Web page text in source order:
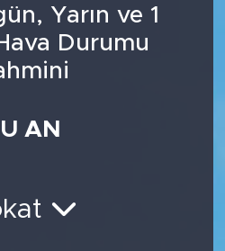
Yarın ve 1
Durumu
AN